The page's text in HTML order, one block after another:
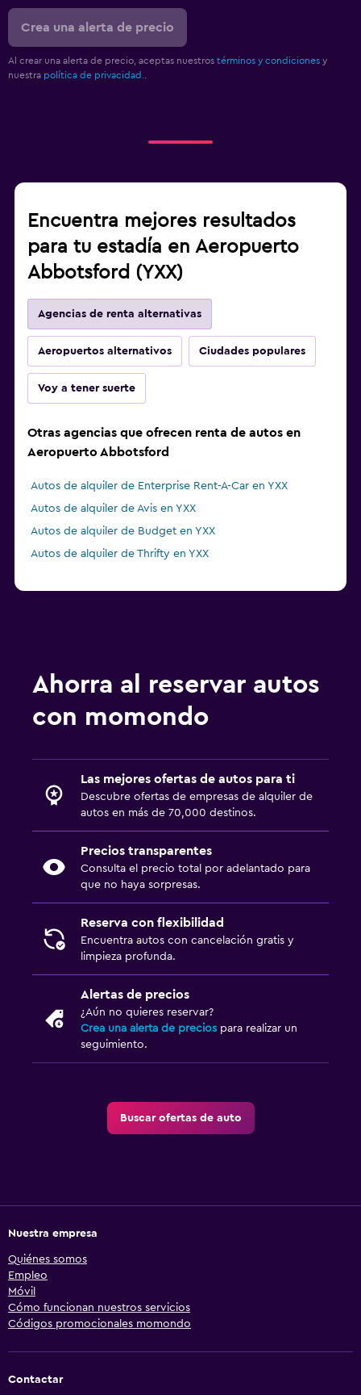
Crea una alerta de precio
Al crear una alerta de precio, aceptas nuestros términos y condiciones y
nuestra política de privacidad..
Encuentra mejores resultados
para tu estadía en Aeropuerto
Abbotsford (YXX)
Agencias de renta alternativas
Aeropuertos alternativos Ciudades populares
Voy a tener suerte
Otras agencias que ofrecen renta de autos en
Aeropuerto Abbotsford
Autos de alquiler de Enterprise Rent-A-Car en YXX
Autos de alquiler de Avis en YXX
Autos de alquiler de Budget en YXX
Autos de alquiler de Thrifty en YXX
Ahorra al reservar autos
con momondo
Las mejores ofertas de autos para ti
Descubre ofertas de empresas de alquiler de
autos en más de 70,000 destinos.
Precios transparentes
Consulta el precio total por adelantado para
que no haya sorpresas.
Reserva con flexibilidad
Encuentra autos con cancelación gratis y
limpieza profunda.
Alertas de precios
¿Aún no quieres reservar?
Crea una alerta de precios para realizar un
seguimiento.
Buscar ofertas de auto
Nuestra empresa
Quiénes somos
Empleo
Móvil
Cómo funcionan nuestros servicios
Códigos promocionales momondo
Contactar